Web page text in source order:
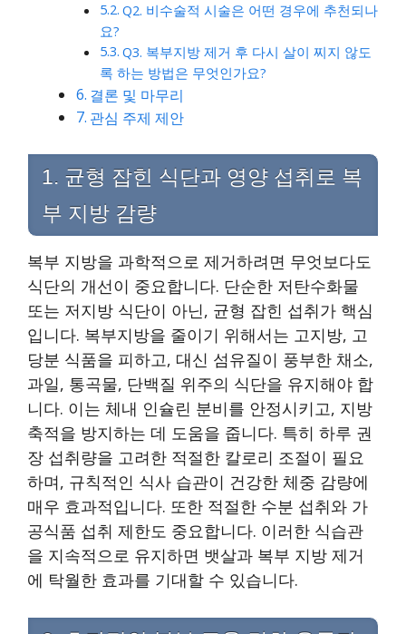
Q2. 비수술적 시술은 어떤 경우에 추천되나
요?
Q3. 복부지방 제거 후 다시 살이 찌지 않도
록 하는 방법은 무엇인가요?
결론 및 마무리
관심 주제 제안
1. 균형 잡힌 식단과 영양 섭취로 복
부 지방 감량
복부 지방을 과학적으로 제거하려면 무엇보다도
식단의 개선이 중요합니다. 단순한 저탄수화물
또는 저지방 식단이 아닌, 균형 잡힌 섭취가 핵심
입니다. 복부지방을 줄이기 위해서는 고지방, 고
당분 식품을 피하고, 대신 섬유질이 풍부한 채소,
과일, 통곡물, 단백질 위주의 식단을 유지해야 합
니다. 이는 체내 인슐린 분비를 안정시키고, 지방
축적을 방지하는 데 도움을 줍니다. 특히 하루 권
장 섭취량을 고려한 적절한 칼로리 조절이 필요
하며, 규칙적인 식사 습관이 건강한 체중 감량에
매우 효과적입니다. 또한 적절한 수분 섭취와 가
공식품 섭취 제한도 중요합니다. 이러한 식습관
을 지속적으로 유지하면 뱃살과 복부 지방 제거
에 탁월한 효과를 기대할 수 있습니다.